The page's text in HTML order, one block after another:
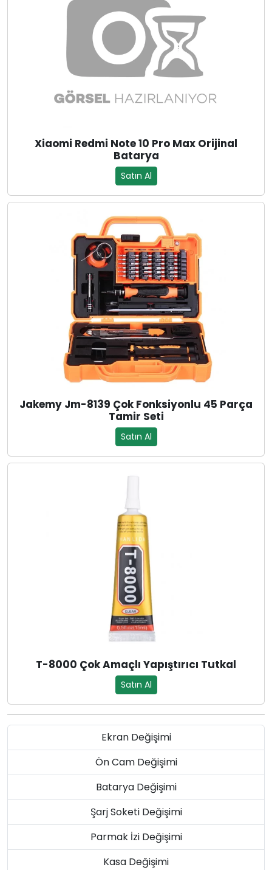
Xiaomi Redmi Note 10 Pro Max Orijinal
Batarya
Satın Al
Jakemy Jm-8139 Çok Fonksiyonlu 45 Parça
Tamir Seti
Satın Al
T-8000 Çok Amaçlı Yapıştırıcı Tutkal
Satın Al
Ekran Değişimi
Ön Cam Değişimi
Batarya Değişimi
Şarj Soketi Değişimi
Parmak İzi Değişimi
Kasa Değişimi